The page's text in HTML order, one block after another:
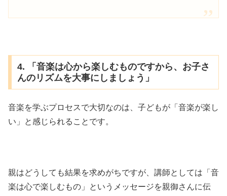
4. 「音楽は心から楽しむものですから、お子さ
んのリズムを大事にしましょう」
音楽を学ぶプロセスで大切なのは、子どもが「音楽が楽し
い」と感じられることです。
親はどうしても結果を求めがちですが、講師としては「音
楽は心で楽しむもの」というメッセージを親御さんに伝